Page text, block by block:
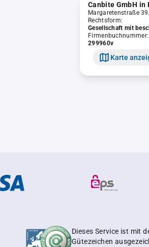
Canbite GmbH in
Margaretenstraße
Rechtsform:
Gesellschaft mit
Firmenbuchnummer:
299960v
Karte
Dieses Service ist mit
Gütezeichen